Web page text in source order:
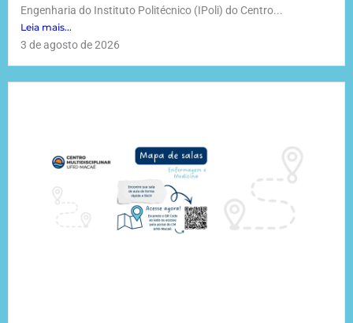
Engenharia do Instituto Politécnico (IPoli) do Centro...
Leia mais...
3 de agosto de 2026